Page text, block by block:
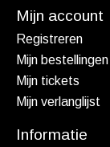
Mijn account
Registreren
Mijn bestellingen
Mijn tickets
Mijn verlanglijst
Informatie